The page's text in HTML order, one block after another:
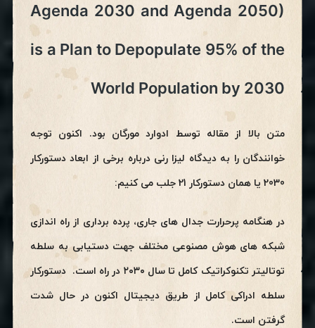
Agenda 2030 and Agenda 2050)
is a Plan to Depopulate 95% of the
World Population by 2030
متن بالا از مقاله توسط ادوارد مورگان بود. اکنون توجه
خوانندگان را به دیدگاه لیزا رنی درباره برخی از ابعاد دستورکار
2030 یا همان دستورکار 21 جلب می کنیم:
در هنگامه پرحرارت جدال های جاری، پرده برداری از راه اندازی
شبکه های هوش مصنوعی مختلف جهت دستیابی به سلطه
توتالیتر تکنوکراتیک کامل تا سال ۲۰۳۰ در راه است. دستورکار
سلطه ادراکی کامل از طریق دیجیتال اکنون در حال شدت
گرفتن است.